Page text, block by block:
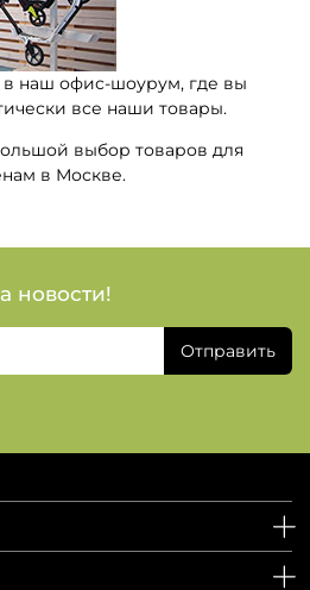
наш офис-шоурум, где вы
все наши товары.
выбор товаров для
в Москве.
новости!
Отправить